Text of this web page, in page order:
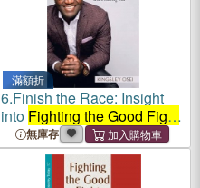
滿額折
6.Finish the Race: Insight
into Fighting the Good Fight
of Faith and Finishing Well
無庫存